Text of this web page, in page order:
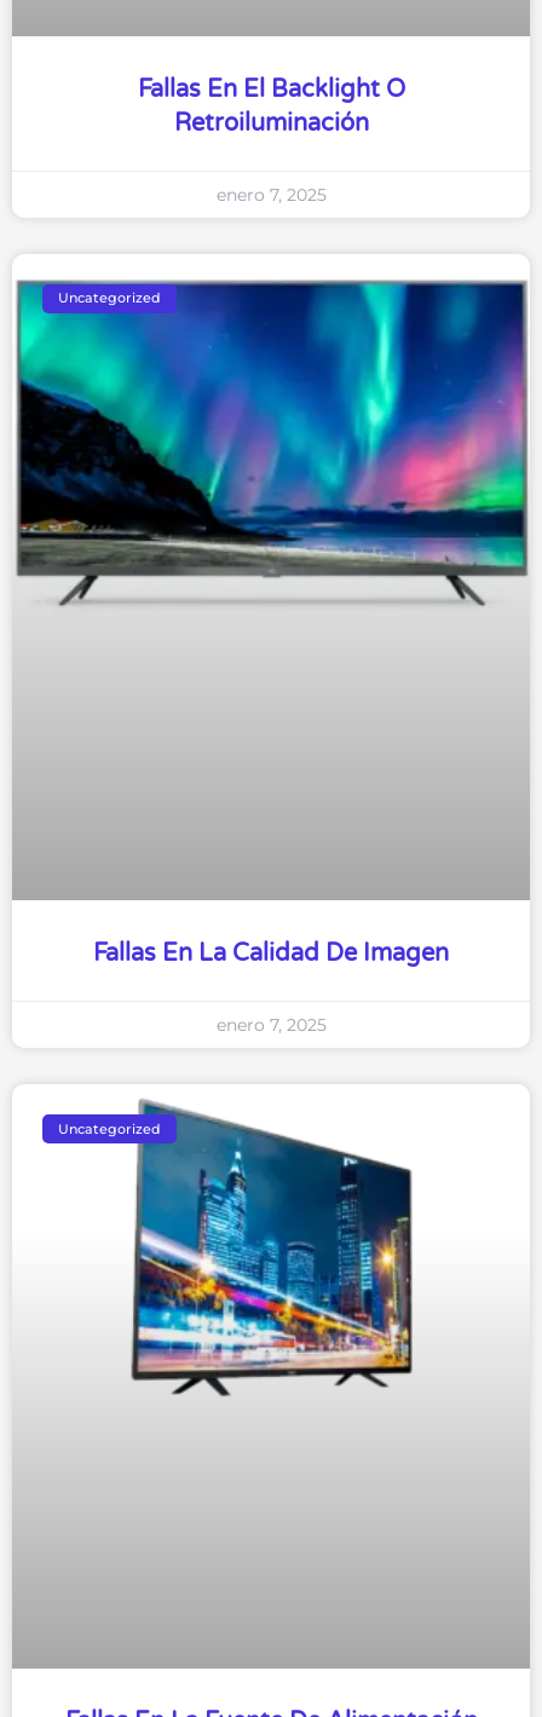
Fallas En El Backlight O
Retroiluminación
enero 7, 2025
Uncategorized
Fallas En La Calidad De Imagen
enero 7, 2025
Uncategorized